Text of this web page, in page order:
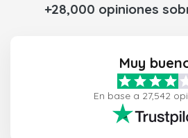
+28,000 opiniones
Muy
En base a 27,542